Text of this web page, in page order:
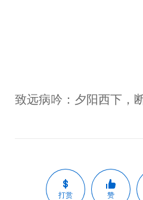
致远病吟：夕阳西下
打赏 赞